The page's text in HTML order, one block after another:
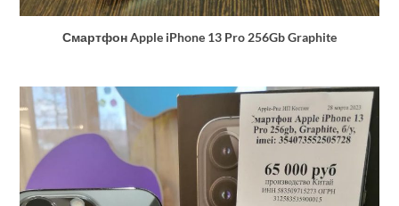
Смартфон Apple iPhone 13 Pro 256Gb Graphite